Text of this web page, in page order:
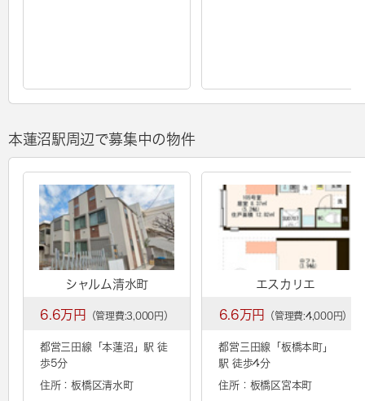
本蓮沼駅周辺で募集中の物件
シャルム清水町
6.6万円 （管理費:3,000円）
都営三田線「本蓮沼 」駅 徒
歩5分
住所：板橋区清水町
エスカリエ
6.6万円 （管理費:4,000円）
都営三田線「 板橋本町」
駅 徒歩4分
住所：板橋区宮本町